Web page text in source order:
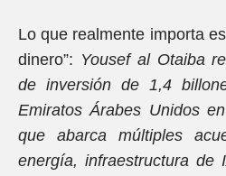
Lo que realmente importa
dinero”: Yousef al Otaiba
de inversión de 1,4
Emiratos Árabes Unidos
que abarca múltiples
energía, infraestructura de